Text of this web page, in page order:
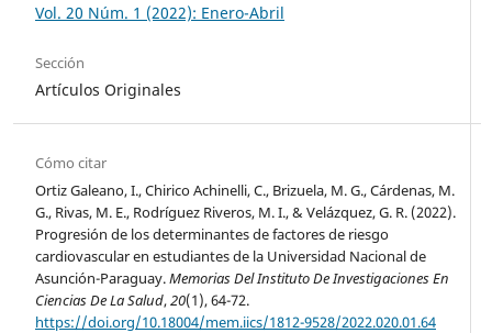
Vol. 20 Núm. 1 (2022): Enero-Abril
Sección
Artículos Originales
Cómo citar
Ortiz Galeano, I., Chirico Achinelli, C., Brizuela, M. G., Cárdenas, M.
G., Rivas, M. E., Rodríguez Riveros, M. I., & Velázquez, G. R. (2022).
Progresión de los determinantes de factores de riesgo
cardiovascular en estudiantes de la Universidad Nacional de
Asunción-Paraguay.Memorias Del Instituto De Investigaciones En
Ciencias De La Salud,20(1), 64-72.
https://doi.org/10.18004/mem.iics/1812-9528/2022.020.01.64